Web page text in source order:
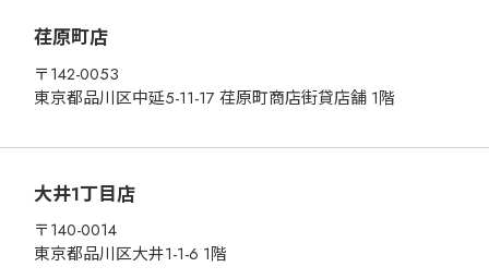
荏原町店
〒142-0053
東京都品川区中延5-11-17 荏原町商店街貸店舗 1階
大井1丁目店
〒140-0014
東京都品川区大井1-1-6 1階